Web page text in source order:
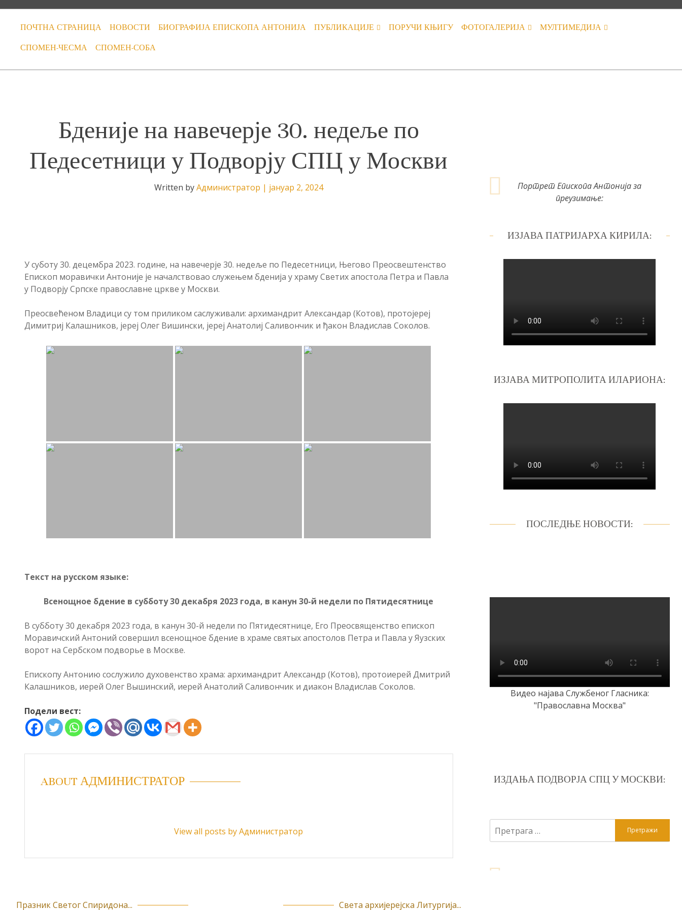
ПОЧТНА СТРАНИЦА НОВОСТИ БИОГРАФИЈА ЕПИСКОПА АНТОНИЈА ПУБЛИКАЦИЈЕ ПОРУЧИ КЊИГУ ФОТОГАЛЕРИЈА МУЛТИМЕДИЈА
СПОМЕН-ЧЕСМА СПОМЕН-СОБА
Бденије на навечерје 30. недеље по
Педесетници у Подворју СПЦ у Москви
Written byАдминистратор | јануар 2, 2024
У суботу 30. децембра 2023. године, на навечерје 30. недеље по Педесетници, Његово Преосвештенство
Епископ моравички Антоније је началствовао служењем бденија у храму Светих апостола Петра и Павла
у Подворју Српске православне цркве у Москви.
Преосвећеном Владици су том приликом саслуживали: архимандрит Александар (Котов), протојереј
Димитриј Калашников, јереј Олег Вишински, јереј Анатолиј Саливончик и ђакон Владислав Соколов.
Текст на русском языке:
Всенощное бдение в субботу 30 декабря 2023 года, в канун 30-й недели по Пятидесятнице
В субботу 30 декабря 2023 года, в канун 30-й недели по Пятидесятнице, Его Преосвященство епископ
Моравичский Антоний совершил всенощное бдение в храме святых апостолов Петра и Павла у Яузских
ворот на Сербском подворье в Москве.
Епископу Антонию сослужило духовенство храма: архимандрит Александр (Котов), протоиерей Дмитрий
Калашников, иерей Олег Вышинский, иерей Анатолий Саливончик и диакон Владислав Соколов.
Подели вест:
ABOUT АДМИНИСТРАТОР
View all posts by Администратор
К
Празник Светог Спиридона... Света архијерејска Литургија...
Портрет Епископа Антонија за
преузимање:
ИЗЈАВА ПАТРИЈАРХА КИРИЛА:
ИЗЈАВА МИТРОПОЛИТА ИЛАРИОНА:
ПОСЛЕДЊЕ НОВОСТИ:
Видео најава Службеног Гласника:
"Православна Москва"
ИЗДАЊА ПОДВОРЈА СПЦ У МОСКВИ:
за: